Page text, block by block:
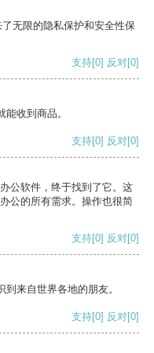
无限的隐私保护和安全性保
支持[0] 反对[0]
收到商品。
支持[0] 反对[0]
公软件，终于找到了它。这
公的所有需求。操作也很简
支持[0] 反对[0]
来自世界各地的朋友。
支持[0] 反对[0]